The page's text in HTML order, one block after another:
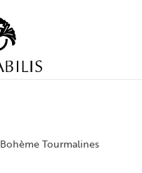
Bohème Tourmalines